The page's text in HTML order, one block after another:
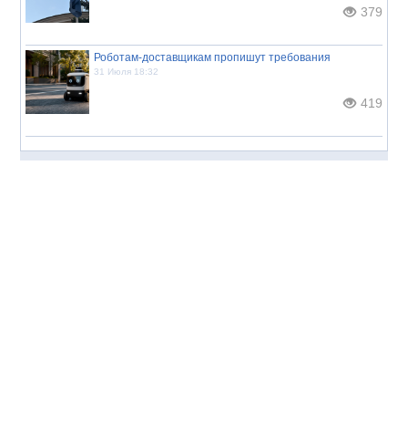
379
Роботам-доставщикам пропишут требования
31 Июля 18:32
419